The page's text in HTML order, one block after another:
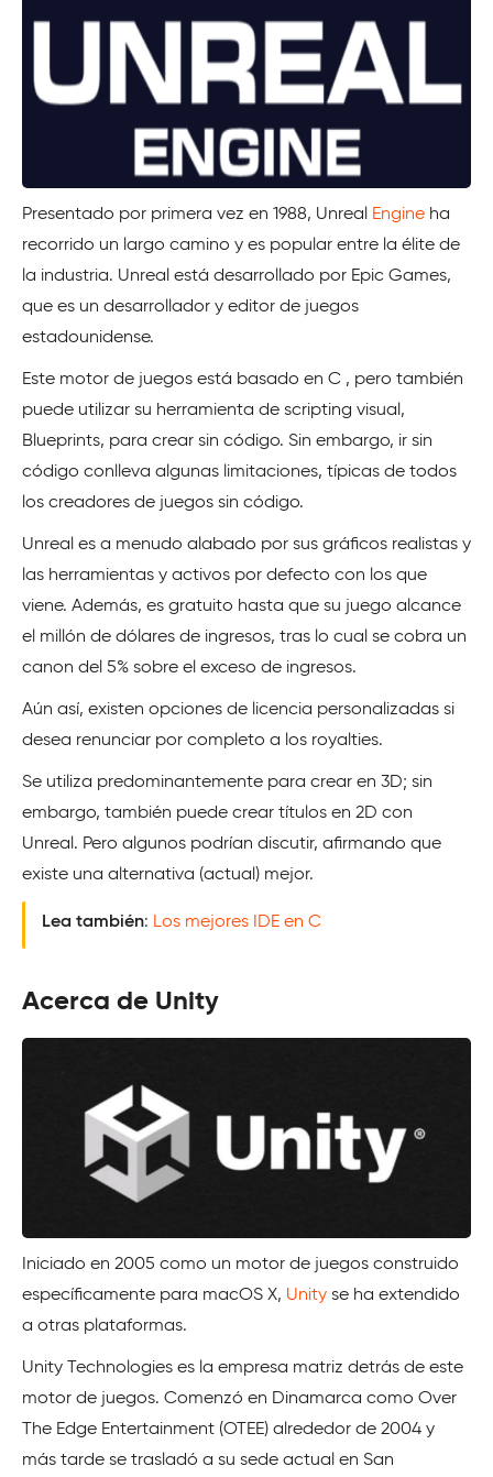
Presentado por primera vez en 1988, Unreal Engine ha
recorrido un largo camino y es popular entre la élite de
la industria. Unreal está desarrollado por Epic Games,
que es un desarrollador y editor de juegos
estadounidense.
Este motor de juegos está basado en C , pero también
puede utilizar su herramienta de scripting visual,
Blueprints, para crear sin código. Sin embargo, ir sin
código conlleva algunas limitaciones, típicas de todos
los creadores de juegos sin código.
Unreal es a menudo alabado por sus gráficos realistas y
las herramientas y activos por defecto con los que
viene. Además, es gratuito hasta que su juego alcance
el millón de dólares de ingresos, tras lo cual se cobra un
canon del 5% sobre el exceso de ingresos.
Aún así, existen opciones de licencia personalizadas si
desea renunciar por completo a los royalties.
Se utiliza predominantemente para crear en 3D; sin
embargo, también puede crear títulos en 2D con
Unreal. Pero algunos podrían discutir, afirmando que
existe una alternativa (actual) mejor.
Lea también: Los mejores IDE en C
Acerca de Unity
Iniciado en 2005 como un motor de juegos construido
específicamente para macOS X, Unity se ha extendido
a otras plataformas.
Unity Technologies es la empresa matriz detrás de este
motor de juegos. Comenzó en Dinamarca como Over
The Edge Entertainment (OTEE) alrededor de 2004 y
más tarde se trasladó a su sede actual en San